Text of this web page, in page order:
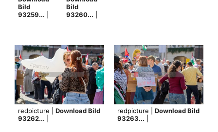
Bild
93259...
Bild
93260...
redpicture | Download Bild
93262...
redpicture | Download Bild
93263...